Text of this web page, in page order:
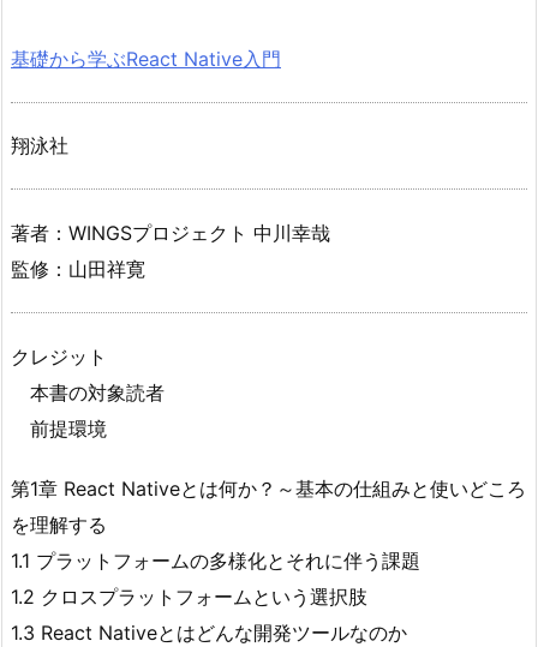
基礎から学ぶReact Native入門
翔泳社
著者：WINGSプロジェクト 中川幸哉
監修：山田祥寛
クレジット
本書の対象読者
前提環境
第1章 React Nativeとは何か？～基本の仕組みと使いどころ
を理解する
1.1 プラットフォームの多様化とそれに伴う課題
1.2 クロスプラットフォームという選択肢
1.3 React Nativeとはどんな開発ツールなのか